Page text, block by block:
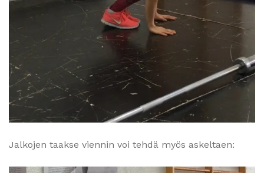
Jalkojen taakse viennin voi tehdä myös askeltaen: